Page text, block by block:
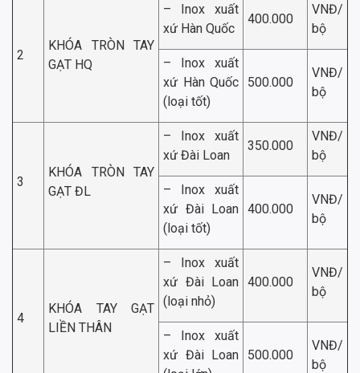
2
KHÓA TRÒN TAY
GẠT HQ
– Inox xuất
xứ Hàn Quốc
400.000
VNĐ/
bộ
– Inox xuất
xứ Hàn Quốc
(loại tốt)
500.000
VNĐ/
bộ
3
KHÓA TRÒN TAY
GẠT ĐL
– Inox xuất
xứ Đài Loan
350.000
VNĐ/
bộ
– Inox xuất
xứ Đài Loan
(loại tốt)
400.000
VNĐ/
bộ
4
KHÓA TAY GẠT
LIỀN THÂN
– Inox xuất
xứ Đài Loan
(loại nhỏ)
400.000
VNĐ/
bộ
– Inox xuất
xứ Đài Loan
500.000
VNĐ/
bộ